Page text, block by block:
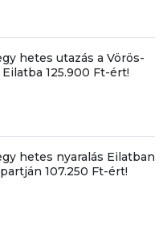
hetes utazás a Vörös-
125.900 Ft-ért!
hetes nyaralás Eilatban
107.250 Ft-ért!